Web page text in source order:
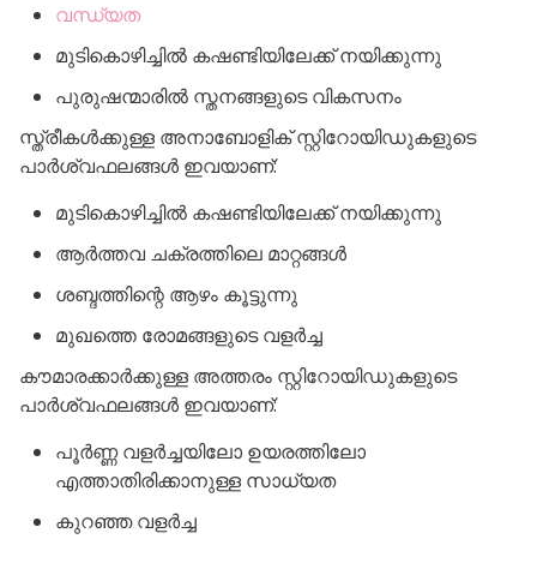
വന്ധ്യത
മുടികൊഴിച്ചിൽ കഷണ്ടിയിലേക്ക് നയിക്കുന്നു
പുരുഷന്മാരിൽ സ്തനങ്ങളുടെ വികസനം
സ്ത്രീകൾക്കുള്ള അനാബോളിക് സ്റ്റിറോയിഡുകളുടെ
പാർശ്വഫലങ്ങൾ ഇവയാണ്:
മുടികൊഴിച്ചിൽ കഷണ്ടിയിലേക്ക് നയിക്കുന്നു
ആർത്തവ ചക്രത്തിലെ മാറ്റങ്ങൾ
ശബ്ദത്തിന്റെ ആഴം കൂട്ടുന്നു
മുഖത്തെ രോമങ്ങളുടെ വളർച്ച
കൗമാരക്കാർക്കുള്ള അത്തരം സ്റ്റിറോയിഡുകളുടെ
പാർശ്വഫലങ്ങൾ ഇവയാണ്:
പൂർണ്ണ വളർച്ചയിലോ ഉയരത്തിലോ
എത്താതിരിക്കാനുള്ള സാധ്യത
കുറഞ്ഞ വളർച്ച